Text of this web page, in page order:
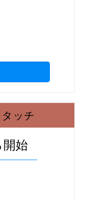
ッチ
始